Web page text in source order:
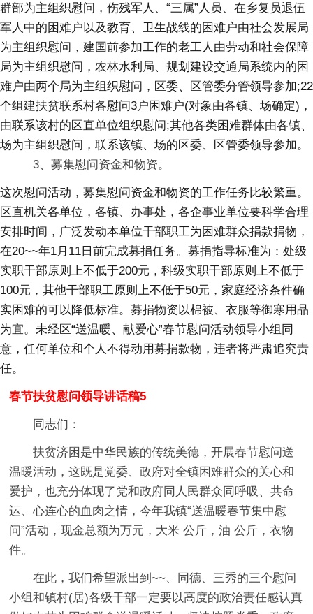
群部为主组织慰问，伤残军人、“三属”人员、在乡复员退伍
军人中的困难户以及教育、卫生战线的困难户由社会发展局
为主组织慰问，建国前参加工作的老工人由劳动和社会保障
局为主组织慰问，农林水利局、规划建设交通局系统内的困
难户由两个局为主组织慰问，区委、区管委分管领导参加;22
个组建扶贫联系村各慰问3户困难户(对象由各镇、场确定)，
由联系该村的区直单位组织慰问;其他各类困难群体由各镇、
场为主组织慰问，联系该镇、场的区委、区管委领导参加。
3、募集慰问资金和物资。
这次慰问活动，募集慰问资金和物资的工作任务比较繁重。
区直机关各单位，各镇、办事处，各企事业单位要科学合理
安排时间，广泛发动本单位干部职工为困难群众捐款捐物，
在20~~年1月11日前完成募捐任务。募捐指导标准为：处级
实职干部原则上不低于200元，科级实职干部原则上不低于
100元，其他干部职工原则上不低于50元，家庭经济条件确
实困难的可以降低标准。募捐物资以棉被、衣服等御寒用品
为宜。未经区“送温暖、献爱心”春节慰问活动领导小组同
意，任何单位和个人不得动用募捐款物，违者将严肃追究责
任。
春节扶贫慰问领导讲话稿5
同志们：
扶贫济困是中华民族的传统美德，开展春节慰问送
温暖活动，这既是党委、政府对全镇困难群众的关心和
爱护，也充分体现了党和政府同人民群众同呼吸、共命
运、心连心的血肉之情，今年我镇“送温暖春节集中慰
问”活动，现金总额为万元，大米 公斤，油 公斤，衣物
件。
在此，我们希望派出到~~、同德、三秀的三个慰问
小组和镇村(居)各级干部一定要以高度的政治责任感认真